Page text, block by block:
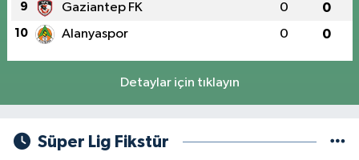
9 Gaziantep FK 0 0
10 Alanyaspor 0 0
Detaylar için tıklayın
Süper Lig Fikstür